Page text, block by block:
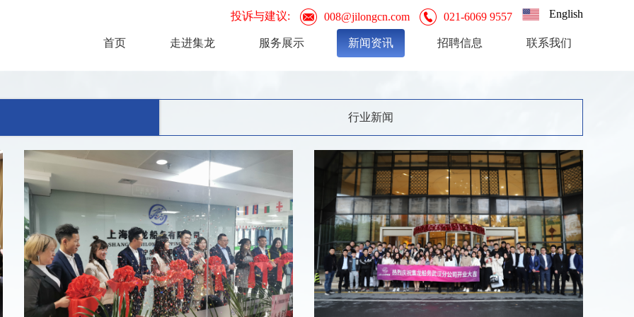
投诉与建议: 008@jilongcn.com 021-6069 9557 English
首页 走进集龙 服务展示 新闻资讯 招聘信息 联系我们
行业新闻